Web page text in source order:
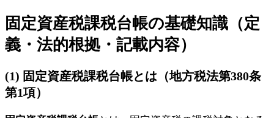
固定資産税課税台帳の基礎知識（定
義・法的根拠・記載内容）
(1) 固定資産税課税台帳とは（地方税法第380条
第1項）